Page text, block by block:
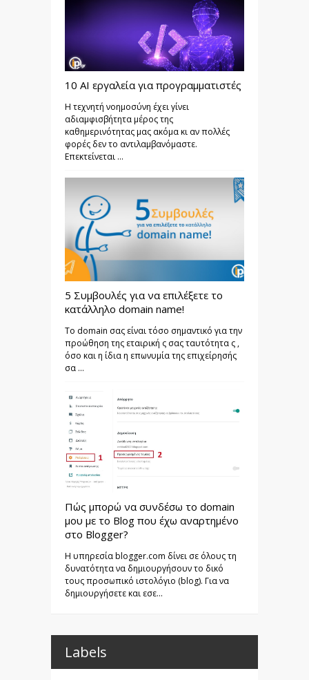
10 AI εργαλεία για προγραμματιστές
Η τεχνητή νοημοσύνη έχει γίνει
αδιαμφισβήτητα μέρος της
καθημερινότητας μας ακόμα κι αν πολλές
φορές δεν το αντιλαμβανόμαστε.
Επεκτείνεται ...
5 Συμβουλές για να επιλέξετε το
κατάλληλο domain name!
Το domain σας είναι τόσο σημαντικό για την
προώθηση της εταιρική ς σας ταυτότητα ς ,
όσο και η ίδια η επωνυμία της επιχείρησής
σα ...
Πώς μπορώ να συνδέσω το domain
μου με το Blog που έχω αναρτημένο
στο Blogger?
Η υπηρεσία blogger.com δίνει σε όλους τη
δυνατότητα να δημιουργήσουν το δικό
τους προσωπικό ιστολόγιο (blog). Για να
δημιουργήσετε και εσε...
Labels